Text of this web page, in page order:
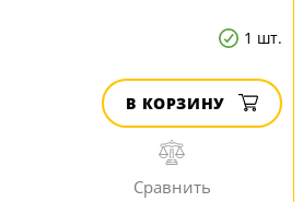
1 шт.
В КОРЗИНУ